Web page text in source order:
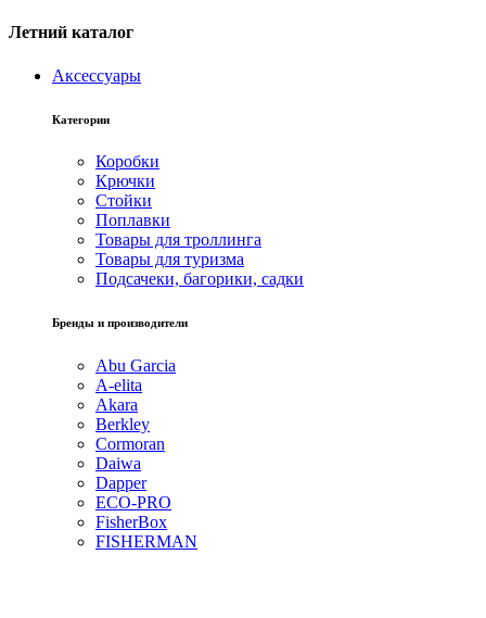
Летний каталог
Аксессуары
Категории
Коробки
Крючки
Стойки
Поплавки
Товары для троллинга
Товары для туризма
Подсачеки, багорики, садки
Бренды и производители
Abu Garcia
A-elita
Akara
Berkley
Cormoran
Daiwa
Dapper
ECO-PRO
FisherBox
FISHERMAN